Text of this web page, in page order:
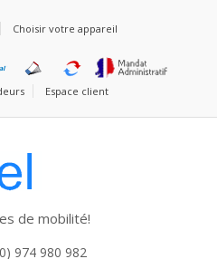
Choisir votre appareil
Espace client
de mobilité!
974 980 982